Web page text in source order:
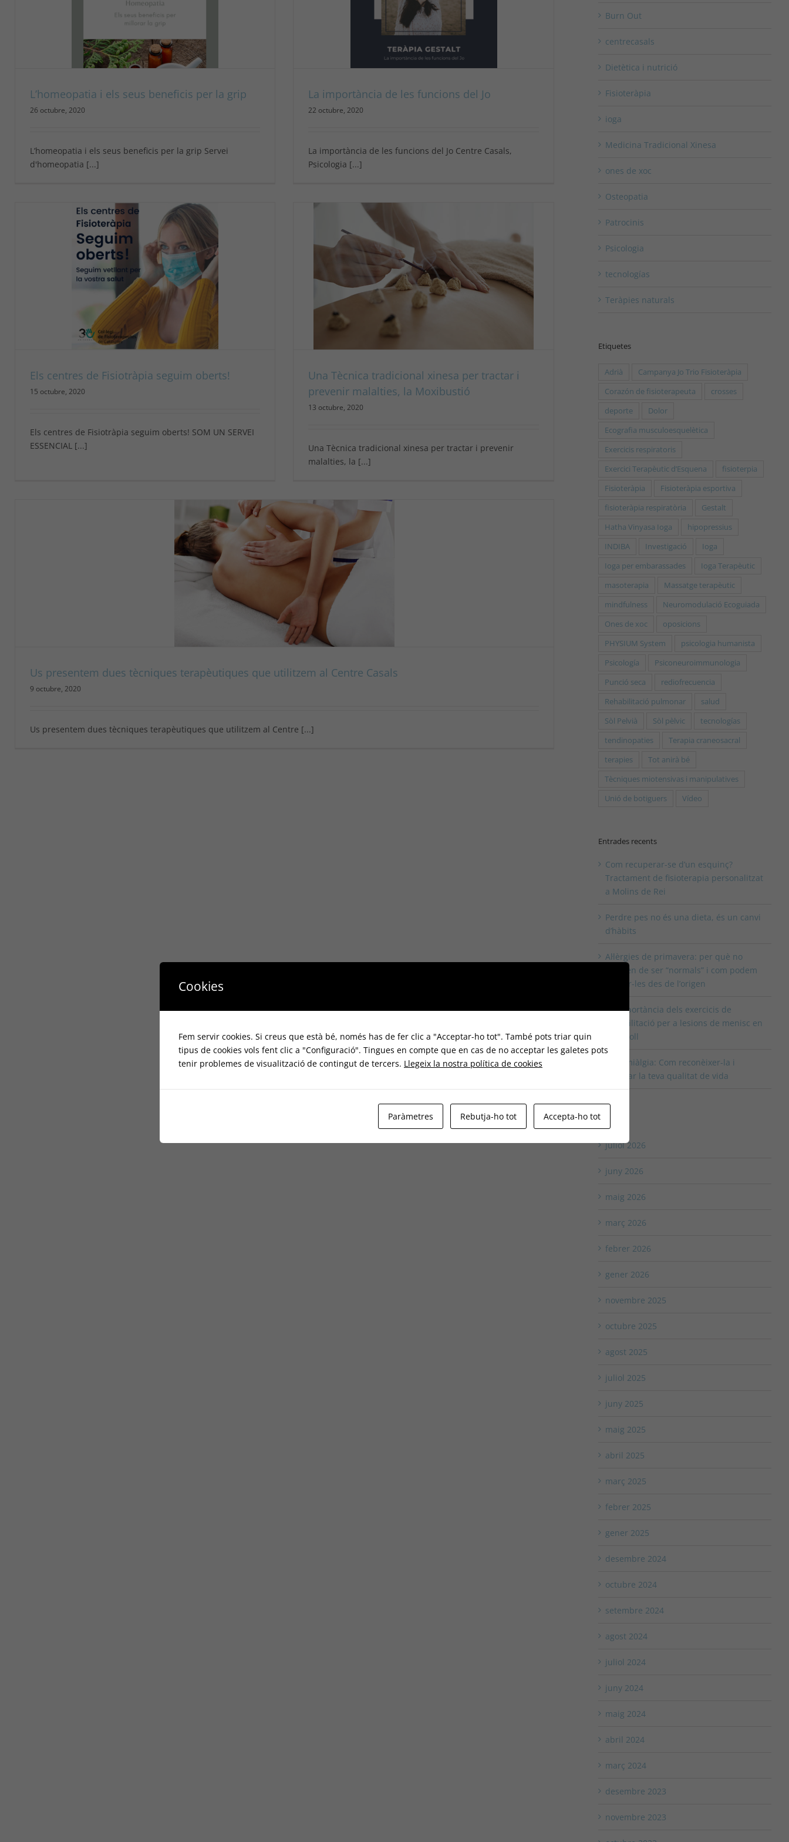
L’homeopatia i els seus beneficis per la grip
26 octubre, 2020
L’homeopatia i els seus beneficis per la grip Servei
d'homeopatia [...]
Psicologia
La importància de les funcions del Jo
22 octubre, 2020
La importància de les funcions del Jo Centre Casals,
Psicologia [...]
Els centres de Fisiotràpia seguim oberts!
15 octubre, 2020
Els centres de Fisiotràpia seguim oberts! SOM UN SERVEI
ESSENCIAL [...]
Una Tècnica tradicional xinesa per
tractar i prevenir malalties, la Moxibustió
Medicina Tradicional Xinesa
Una Tècnica tradicional xinesa per tractar i
prevenir malalties, la Moxibustió
13 octubre, 2020
Una Tècnica tradicional xinesa per tractar i prevenir
malalties, la [...]
Us presentem dues tècniques terapèutiques que utilitzem al Centre Casals
9 octubre, 2020
Us presentem dues tècniques terapèutiques que utilitzem al Centre [...]
Burn Out
centrecasals
Dietètica i nutrició
Fisioteràpia
ioga
Medicina Tradicional Xinesa
ones de xoc
Osteopatia
Patrocinis
Psicologia
tecnologías
Teràpies naturals
Etiquetes
Adrià
Campanya Jo Trio Fisioteràpia
Corazón de fisioterapeuta
crosses
deporte
Dolor
Ecografia musculoesquelètica
Exercicis respiratoris
Exercici Terapèutic d’Esquena
fisioterpia
Fisioteràpia
Fisioteràpia esportiva
fisioteràpia respiratòria
Gestalt
Hatha Vinyasa Ioga
hipopressius
INDIBA
Investigació
Ioga
Ioga per embarassades
Ioga Terapèutic
masoterapia
Massatge terapèutic
mindfulness
Neuromodulació Ecoguiada
Ones de xoc
oposicions
PHYSIUM System
psicologia humanista
Psicología
Psiconeuroimmunologia
Punció seca
rediofrecuencia
Rehabilitació pulmonar
salud
Sòl Pelvià
Sòl pèlvic
tecnologías
tendinopaties
Terapia craneosacral
terapies
Tot anirà bé
Tècniques miotensivas i manipulatives
Unió de botiguers
Vídeo
Entrades recents
Com recuperar-se d’un esquinç?
Tractament de fisioterapia personalitzat
a Molins de Rei
Perdre pes no és una dieta, és un canvi
d’hàbits
Al·lèrgies de primavera: per què no
haurien de ser “normals” i com podem
tractar-les des de l’origen
La importància dels exercicis de
rehabilitació per a lesions de menisc en
el genoll
Fibromiàlgia: Com reconèixer-la i
millorar la teva qualitat de vida
Arxius
juliol 2026
juny 2026
maig 2026
març 2026
febrer 2026
gener 2026
novembre 2025
octubre 2025
agost 2025
juliol 2025
juny 2025
maig 2025
abril 2025
març 2025
febrer 2025
gener 2025
desembre 2024
octubre 2024
setembre 2024
agost 2024
juliol 2024
juny 2024
maig 2024
abril 2024
març 2024
desembre 2023
novembre 2023
Cookies
Fem servir cookies. Si creus que està bé, només has de fer clic a "Acceptar-ho tot". També pots triar quin
tipus de cookies vols fent clic a "Configuració". Tingues en compte que en cas de no acceptar les galetes pots
tenir problemes de visualització de contingut de tercers. Llegeix la nostra política de cookies
Paràmetres Rebutja-ho tot Accepta-ho tot